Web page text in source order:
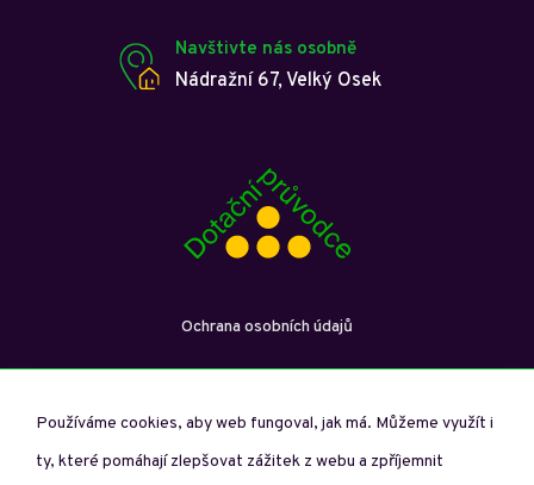
Navštivte nás osobně
Nádražní 67, Velký Osek
Ochrana osobních údajů
Používáme cookies, aby web fungoval, jak má. Můžeme využít i
ty, které pomáhají zlepšovat zážitek z webu a zpříjemnit